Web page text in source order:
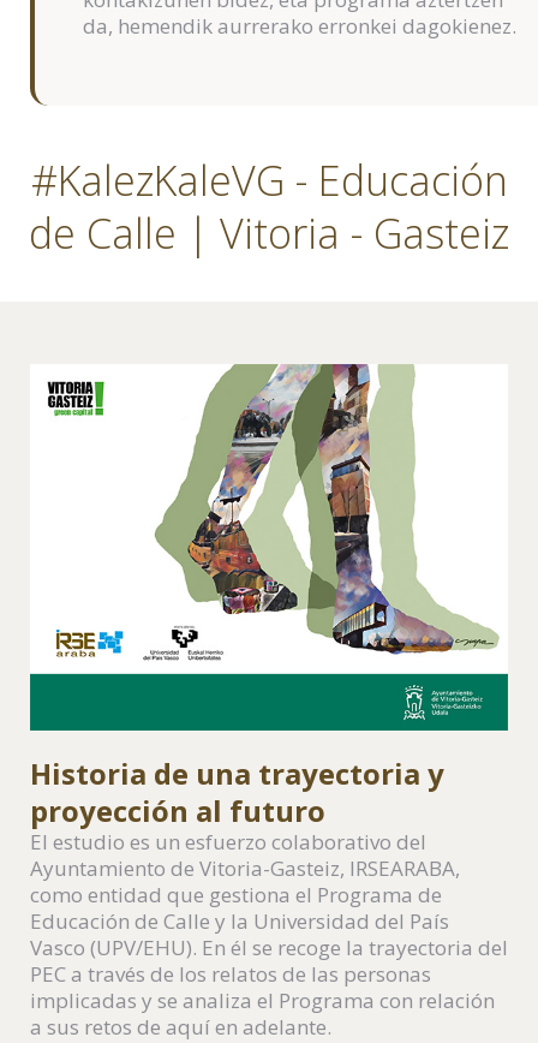
da, hemendik aurrerako erronkei dagokienez.
#KalezKaleVG - Educación
de Calle | Vitoria - Gasteiz
Historia de una trayectoria y
proyección al futuro
El estudio es un esfuerzo colaborativo del
Ayuntamiento de Vitoria-Gasteiz, IRSEARABA,
como entidad que gestiona el Programa de
Educación de Calle y la Universidad del País
Vasco (UPV/EHU). En él se recoge la trayectoria del
PEC a través de los relatos de las personas
implicadas y se analiza el Programa con relación
a sus retos de aquí en adelante.